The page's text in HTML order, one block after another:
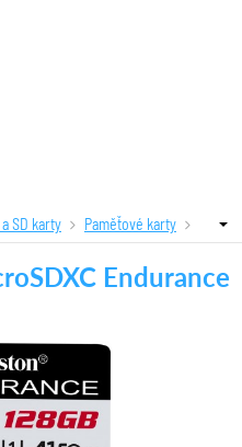
a SD karty Paměťové karty
A1 95R Endurance